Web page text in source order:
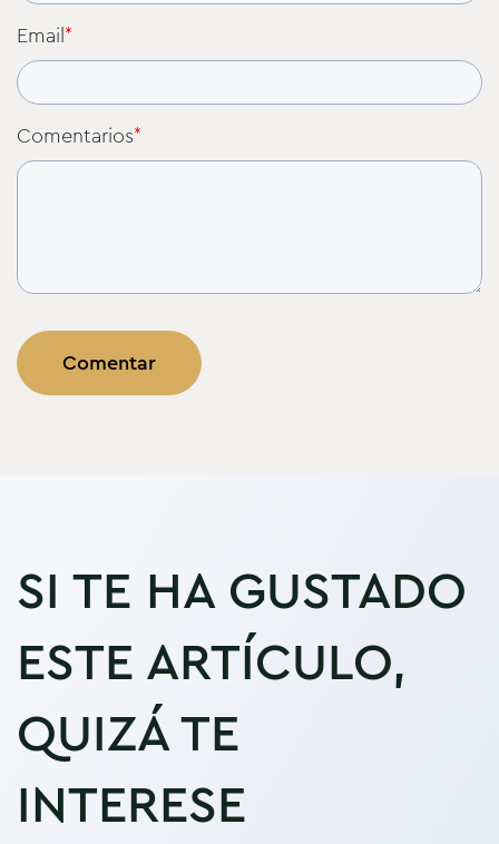
Email*
Comentarios*
SI TE HA GUSTADO
ESTE ARTÍCULO,
QUIZÁ TE
INTERESE